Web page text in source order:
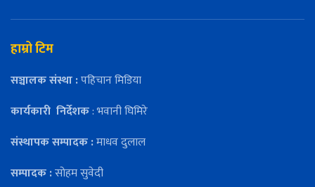
हाम्रो टिम
सञ्चालक संस्था :पहिचान मिडिया
कार्यकारी निर्देशक: भवानी घिमिरे
संस्थापक सम्पादक :माधव दुलाल
सम्पादक :सोहम सुवेदी